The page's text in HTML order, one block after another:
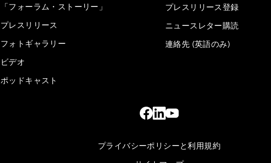
「フォーラム・ストーリー」
プレスリリース
フォトギャラリー
ビデオ
ポッドキャスト
プレスリリース登録
ニュースレター購読
連絡先 (英語のみ)
プライバシーポリシーと利用規約